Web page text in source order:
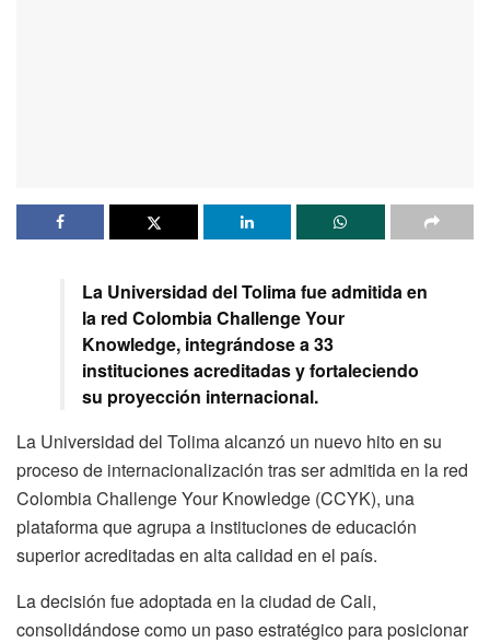
La Universidad del Tolima fue admitida en
la red Colombia Challenge Your
Knowledge, integrándose a 33
instituciones acreditadas y fortaleciendo
su proyección internacional.
La Universidad del Tolima alcanzó un nuevo hito en su
proceso de internacionalización tras ser admitida en la red
Colombia Challenge Your Knowledge (CCYK), una
plataforma que agrupa a instituciones de educación
superior acreditadas en alta calidad en el país.
La decisión fue adoptada en la ciudad de Cali,
consolidándose como un paso estratégico para posicionar